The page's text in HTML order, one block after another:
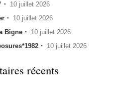
10 juillet 2026
・ 10 juillet 2026
Bigne・
10 juillet 2026
・ 10 juillet 2026
récents